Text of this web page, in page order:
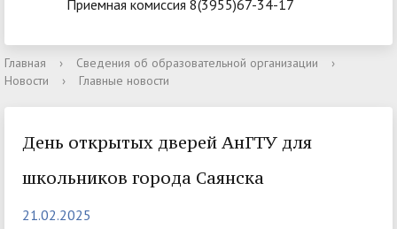
Приемная комиссия 8(3955)67-34-17
Главная › Сведения об образовательной организации
›
Новости
› Главные новости
День открытых дверей АнГТУ для
школьников города Саянска
21.02.2025